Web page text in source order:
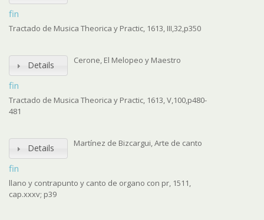
fin
Tractado de Musica Theorica y Practic, 1613, III,32,p350
Details
fin
Cerone, El Melopeo y Maestro
Tractado de Musica Theorica y Practic, 1613, V,100,p480-
481
Details
fin
Martínez de Bizcargui, Arte de canto
llano y contrapunto y canto de organo con pr, 1511,
cap.xxxv; p39